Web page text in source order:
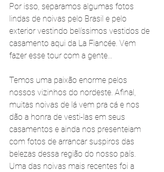
Por isso, separamos algumas fotos
lindas de noivas pelo Brasil e pelo
exterior vestindo belíssimos vestidos de
casamento aqui da La Fiancée. Vem
fazer esse tour com a gente...
Temos uma paixão enorme pelos
nossos vizinhos do nordeste. Afinal,
muitas noivas de lá vem pra cá e nos
dão a honra de vesti-las em seus
casamentos e ainda nos presenteiam
com fotos de arrancar suspiros das
belezas dessa região do nosso país.
Uma das noivas mais recentes foi a